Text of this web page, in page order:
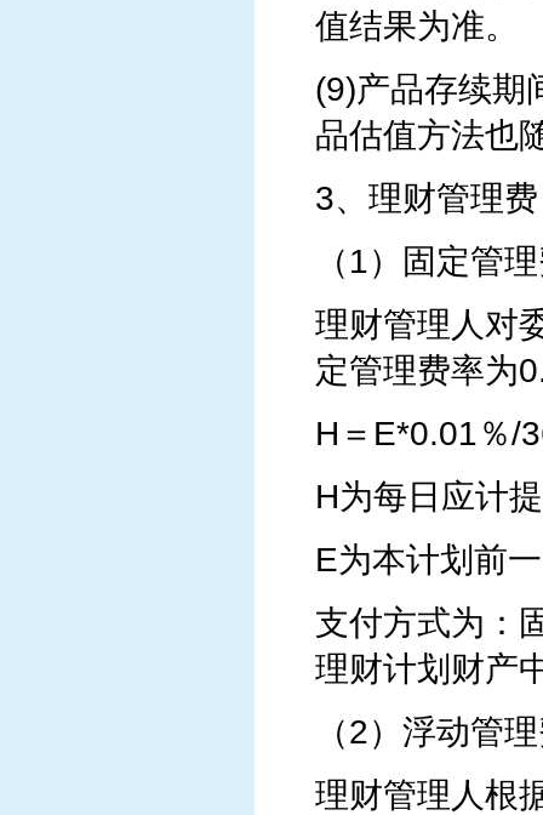
值结果为准。
(9)产品存续期
品估值方法也
3、理财管理费
（1）固定管
理财管理人对
定管理费率为
H＝E*0.01％/
H为每日应计
E为本计划前
支付方式为：
理财计划财产
（2）浮动管
理财管理人根